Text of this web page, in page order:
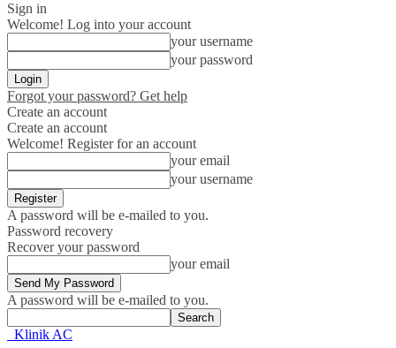
Sign in
Welcome! Log into your account
your username
your password
Forgot your password? Get help
Create an account
Create an account
Welcome! Register for an account
your email
your username
A password will be e-mailed to you.
Password recovery
Recover your password
your email
A password will be e-mailed to you.
Klinik AC